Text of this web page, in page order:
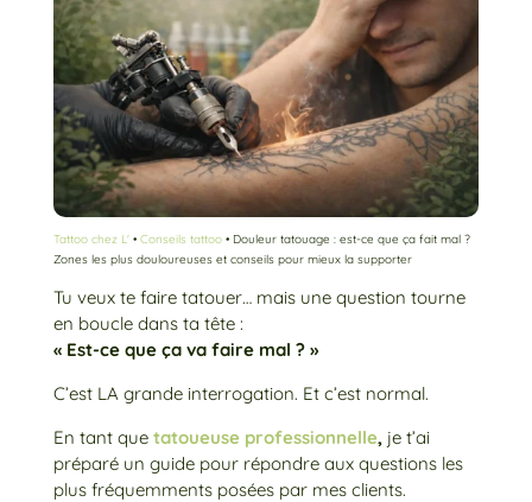
Tattoo chez L'• Conseils tattoo• Douleur tatouage : est-ce que ça fait mal ?
Zones les plus douloureuses et conseils pour mieux la supporter
Tu veux te faire tatouer… mais une question tourne
en boucle dans ta tête :
« Est-ce que ça va faire mal ? »
C’est LA grande interrogation. Et c’est normal.
En tant que tatoueuse professionnelle, je t’ai
préparé un guide pour répondre aux questions les
plus fréquemments posées par mes clients.